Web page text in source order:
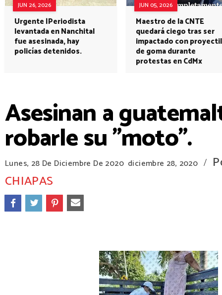
JUN 26, 2026
Urgente |Periodista
levantada en Nanchital
fue asesinada, hay
policías detenidos.
JUN 05, 2026
Maestro de la CNTE
quedará ciego tras ser
impactado con proyectil
de goma durante
protestas en CdMx
Asesinan a
robarle su "moto".
Lunes, 28 De Diciembre De 2020 diciembre 28, 2020 /
CHIAPAS